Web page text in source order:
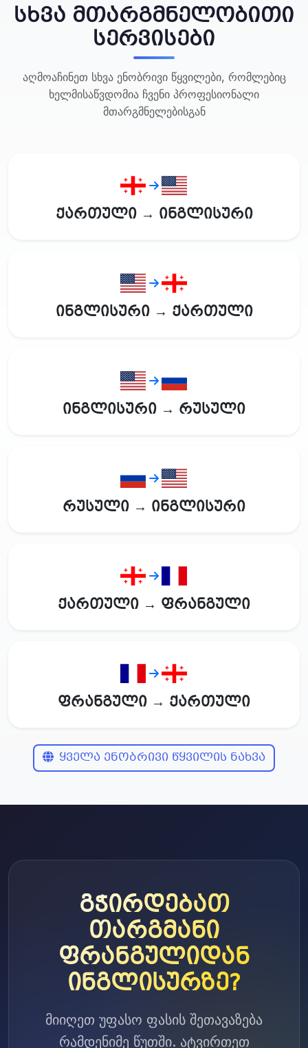
სხვა მთარგმნელობითი
სერვისები
აღმოაჩინეთ სხვა ენობრივი წყვილები, რომლებიც
ხელმისაწვდომია ჩვენი პროფესიონალი
მთარგმნელებისგან
ქართული → ინგლისური
ინგლისური → ქართული
ინგლისური → რუსული
რუსული → ინგლისური
ქართული → ფრანგული
ფრანგული → ქართული
ყველა ენობრივი წყვილის ნახვა
გჭირდებათ
თარგმანი
ფრანგულიდან
ინგლისურზე?
მიიღეთ უფასო ფასის შეთავაზება
რამდენიმე წუთში. ატვირთეთ